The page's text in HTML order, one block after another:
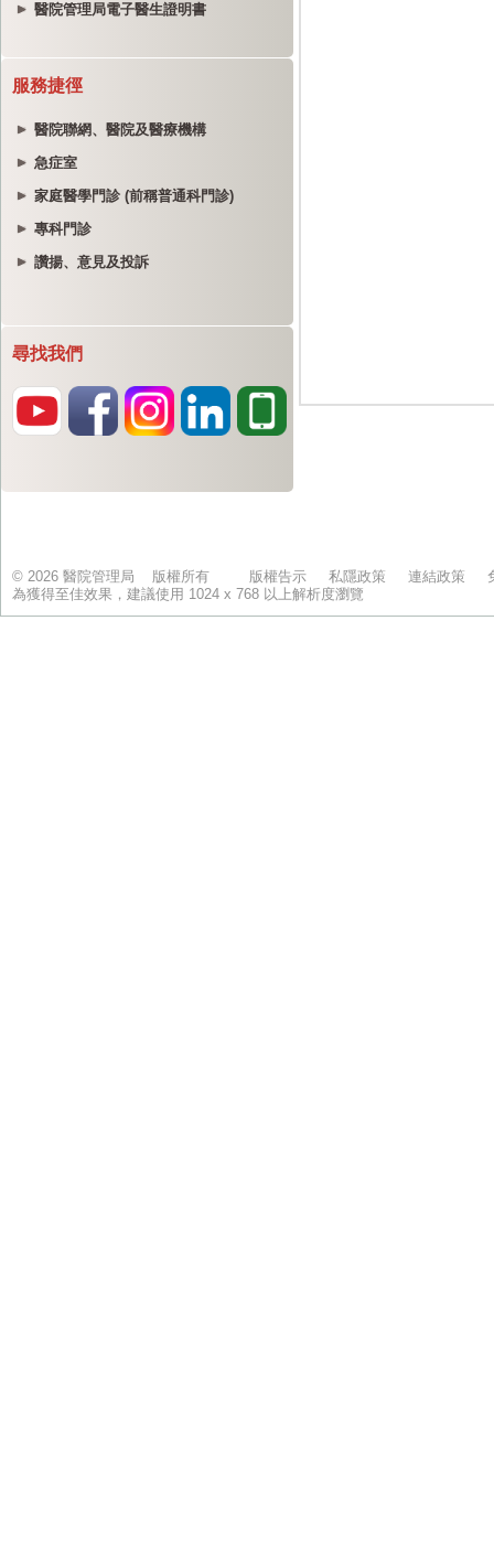
醫院管理局電子醫生證明書
服務捷徑
醫院聯網、醫院及醫療機構
急症室
家庭醫學門診 (前稱普通科門診)
專科門診
讚揚、意見及投訴
尋找我們
© 2026 醫院管理局 版權所有 版權告示 私隱政策 連結政策
為獲得至佳效果，建議使用 1024 x 768 以上解析度瀏覽